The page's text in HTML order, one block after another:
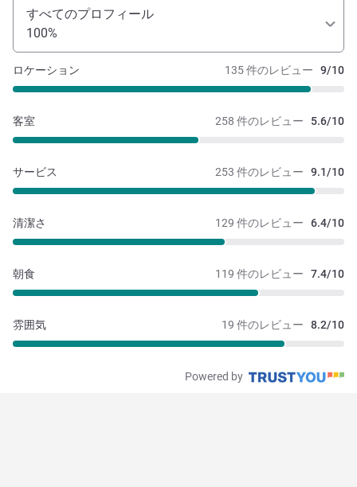
すべてのプロフィール
100%
135 件のレビュー 9/10
ロケーション
258 件のレビュー 5.6/10
客室
253 件のレビュー 9.1/10
サービス
129 件のレビュー 6.4/10
清潔さ
119 件のレビュー 7.4/10
朝食
19 件のレビュー 8.2/10
雰囲気
Powered by